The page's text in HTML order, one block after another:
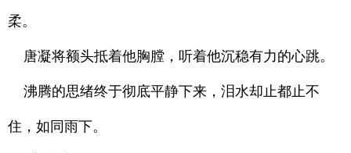
柔。
唐凝将额头抵着他胸膛，听着他沉稳有力的心跳。
沸腾的思绪终于彻底平静下来，泪水却止都止不
住，如同雨下。